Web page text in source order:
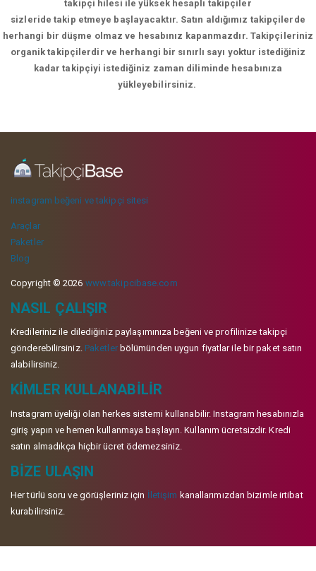
takipçi hilesi ile yüksek hesaplı takipçiler
sizleride takip etmeye başlayacaktır. Satın aldığımız takipçilerde
herhangi bir düşme olmaz ve hesabınız kapanmazdır. Takipçileriniz
organik takipçilerdir ve herhangi bir sınırlı sayı yoktur istediğiniz
kadar takipçiyi istediğiniz zaman diliminde hesabınıza
yükleyebilirsiniz.
instagram beğeni ve takipçi sitesi
Araçlar
Paketler
Blog
Copyright © 2026 www.takipcibase.com
NASIL ÇALIŞIR
Kredileriniz ile dilediğiniz paylaşımınıza beğeni ve profilinize takipçi
gönderebilirsiniz. Paketlerbölümünden uygun fiyatlar ile bir paket satın
alabilirsiniz.
KIMLER KULLANABILIR
Instagram üyeliği olan herkes sistemi kullanabilir. Instagram hesabınızla
giriş yapın ve hemen kullanmaya başlayın. Kullanım ücretsizdir. Kredi
satın almadıkça hiçbir ücret ödemezsiniz.
BIZE ULAŞIN
Her türlü soru ve görüşleriniz için İletişim kanallarımızdan bizimle irtibat
kurabilirsiniz.